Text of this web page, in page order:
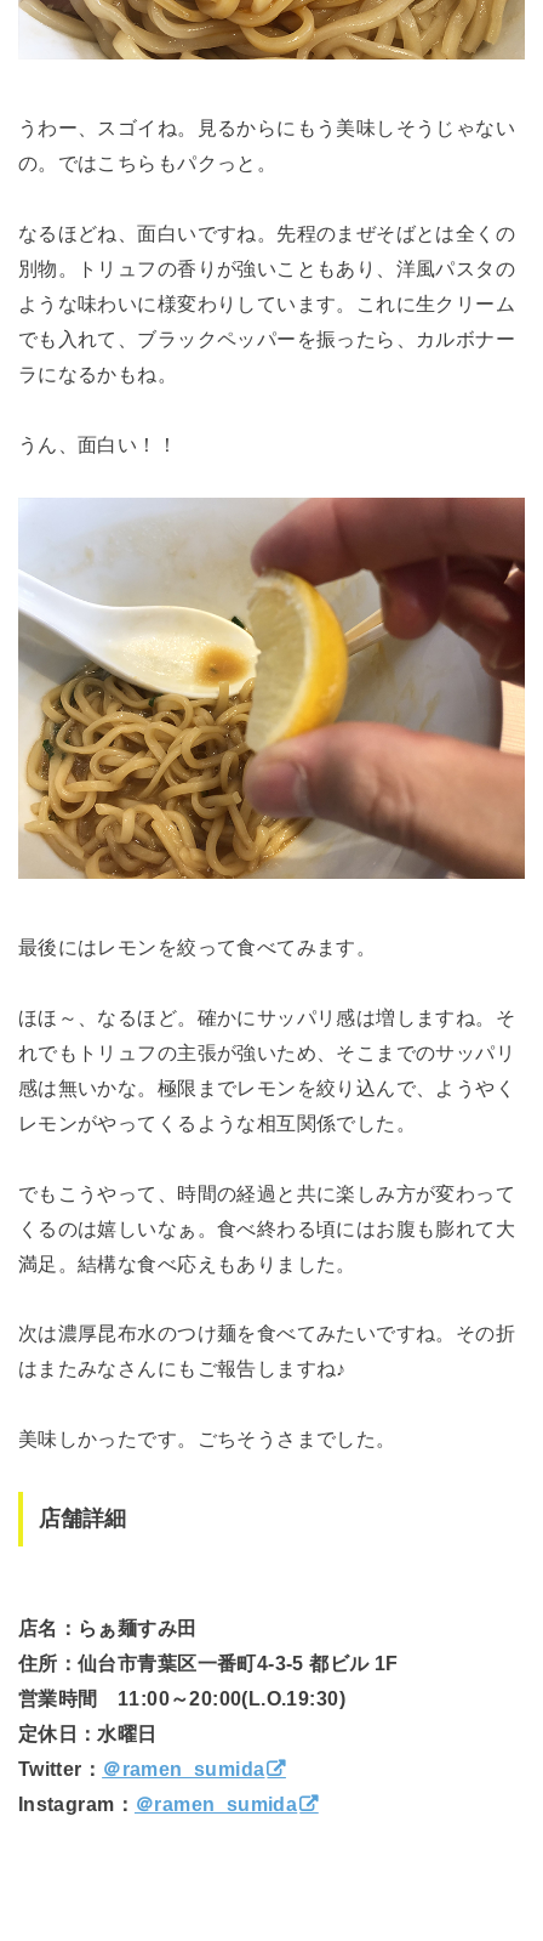
うわー、スゴイね。見るからにもう美味しそうじゃない
の。ではこちらもパクっと。
なるほどね、面白いですね。先程のまぜそばとは全くの
別物。トリュフの香りが強いこともあり、洋風パスタの
ような味わいに様変わりしています。これに生クリーム
でも入れて、ブラックペッパーを振ったら、カルボナー
ラになるかもね。
うん、面白い！！
最後にはレモンを絞って食べてみます。
ほほ～、なるほど。確かにサッパリ感は増しますね。そ
れでもトリュフの主張が強いため、そこまでのサッパリ
感は無いかな。極限までレモンを絞り込んで、ようやく
レモンがやってくるような相互関係でした。
でもこうやって、時間の経過と共に楽しみ方が変わって
くるのは嬉しいなぁ。食べ終わる頃にはお腹も膨れて大
満足。結構な食べ応えもありました。
次は濃厚昆布水のつけ麺を食べてみたいですね。その折
はまたみなさんにもご報告しますね♪
美味しかったです。ごちそうさまでした。
店舗詳細
店名：らぁ麺すみ田
住所：仙台市青葉区一番町4-3-5 都ビル 1F
営業時間 11:00～20:00(L.O.19:30)
定休日：水曜日
Twitter： ＠ramen_sumida
Instagram： ＠ramen_sumida